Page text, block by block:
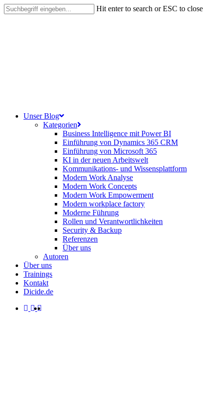
Skip
to
Hit enter to search or ESC to close
search
Menu
Unser Blog
Kategorien
Business Intelligence mit Power BI
Einführung von Dynamics 365 CRM
Einführung von Microsoft 365
KI in der neuen Arbeitswelt
Kommunikations- und Wissensplattform
Modern Work Analyse
Modern Work Concepts
Modern Work Empowerment
Modern workplace factory
Moderne Führung
Rollen und Verantwortlichkeiten
Security & Backup
Referenzen
Über uns
Autoren
Über uns
Trainings
Kontakt
Dicide.de
facebook
linkedin
instagram